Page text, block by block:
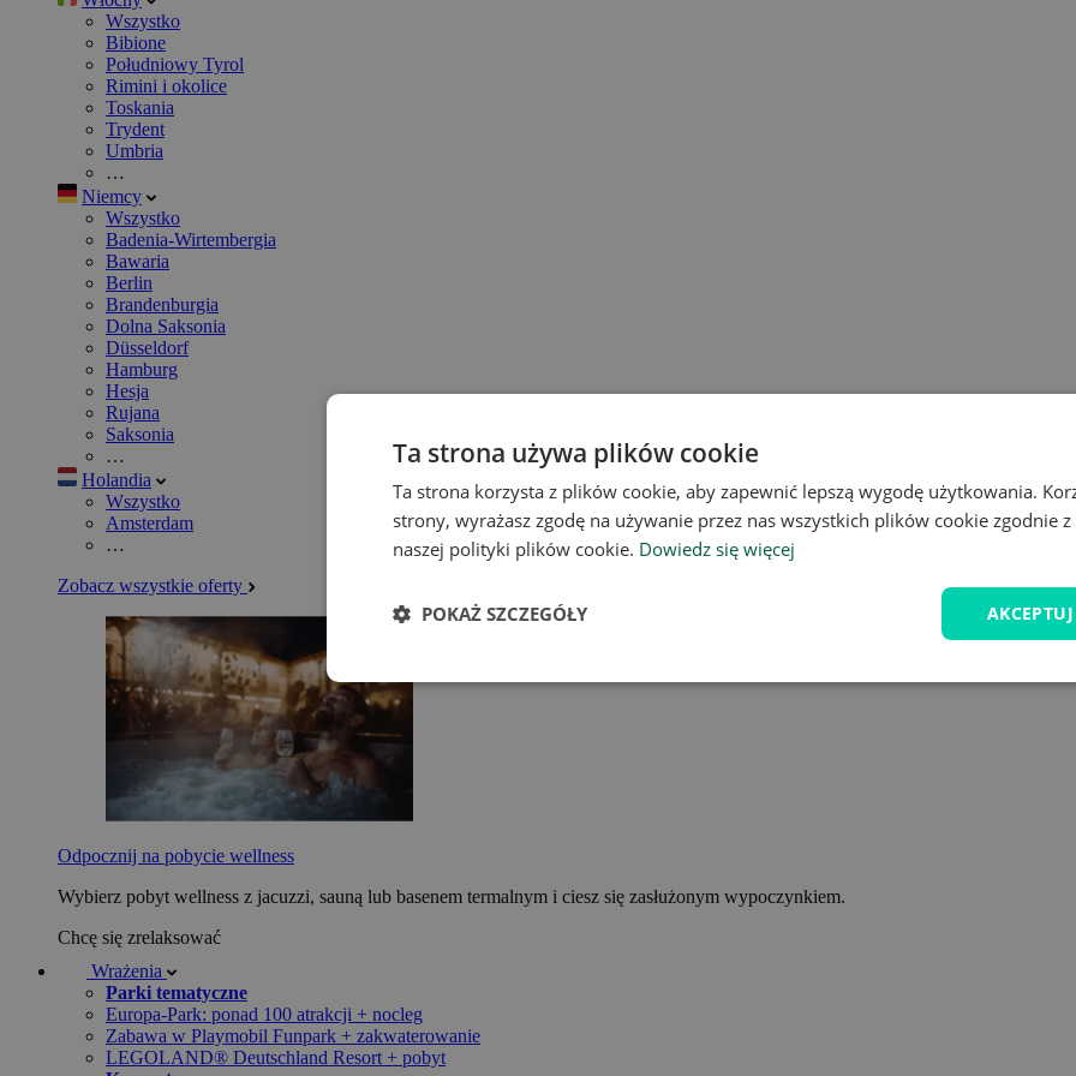
Wszystko
Bibione
Południowy Tyrol
Rimini i okolice
Toskania
Trydent
Umbria
…
Niemcy
Wszystko
Badenia-Wirtembergia
Bawaria
Berlin
Brandenburgia
Dolna Saksonia
Düsseldorf
Hamburg
Hesja
Rujana
Saksonia
…
Holandia
Wszystko
Amsterdam
…
Zobacz wszystkie oferty
Odpocznij na pobycie wellness
Wybierz pobyt wellness z jacuzzi, sauną lub basenem termalnym i ciesz się zasłużonym wypoczynkiem.
Chcę się zrelaksować
Wrażenia
Parki tematyczne
Europa-Park: ponad 100 atrakcji + nocleg
Zabawa w Playmobil Funpark + zakwaterowanie
LEGOLAND® Deutschland Resort + pobyt
Ta strona używa plików cookie
Ta strona korzysta z plików cookie, aby zapewnić lepszą wygodę użytkowania.
strony, wyrażasz zgodę na używanie przez nas wszystkich plików cookie zgodnie
naszej polityki plików cookie. Dowiedz się więcej
POKAŻ SZCZEGÓŁY